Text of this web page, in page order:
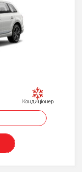
Кондиціонер